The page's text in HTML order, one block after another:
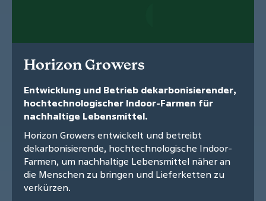
Horizon Growers
Entwicklung und Betrieb dekarbonisierender,
hochtechnologischer Indoor-Farmen für
nachhaltige Lebensmittel.
Horizon Growers entwickelt und betreibt
dekarbonisierende, hochtechnologische Indoor-
Farmen, um nachhaltige Lebensmittel näher an
die Menschen zu bringen und Lieferketten zu
verkürzen.